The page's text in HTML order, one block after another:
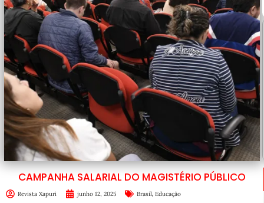
CAMPANHA SALARIAL DO MAGISTÉRIO PÚBLICO
Revista Xapuri junho 12, 2025 Brasil, Educação